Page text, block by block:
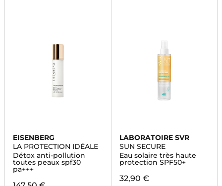
EISENBERG
LA PROTECTION IDÉALE
Détox anti-pollution
toutes peaux spf30
pa+++
LABORATOIRE SVR
SUN SECURE
Eau solaire très haute
protection SPF50+
32,90 €